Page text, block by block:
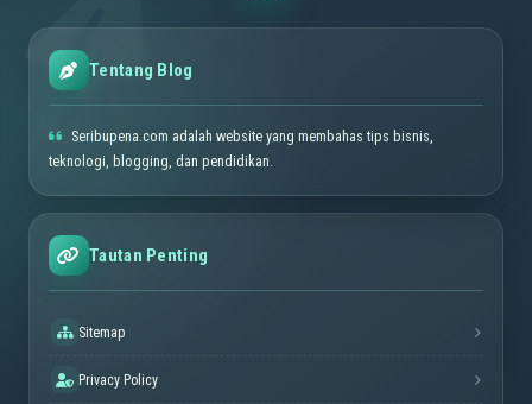
Tentang Blog
Seribupena.com adalah website yang membahas tips bisnis,
teknologi, blogging, dan pendidikan.
Tautan Penting
Sitemap
Privacy Policy